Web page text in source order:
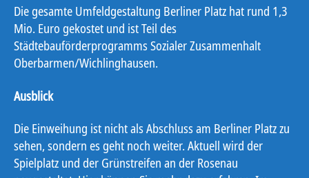
Die gesamte Umfeldgestaltung Berliner Platz hat rund 1,3
Mio. Euro gekostet und ist Teil des
Städtebauförderprogramms Sozialer Zusammenhalt
Oberbarmen/Wichlinghausen.
Ausblick
Die Einweihung ist nicht als Abschluss am Berliner Platz zu
sehen, sondern es geht noch weiter. Aktuell wird der
Spielplatz und der Grünstreifen an der Rosenau